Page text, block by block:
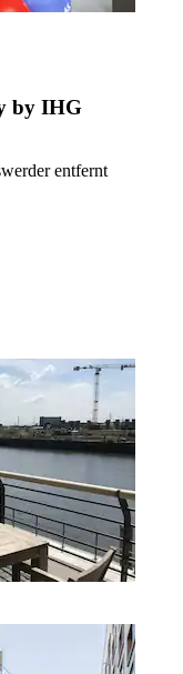
by IHG
entfernt